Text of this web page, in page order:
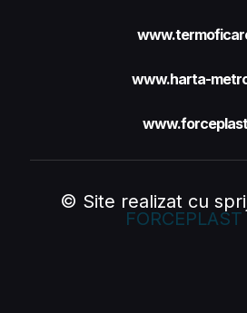
www.harta-
© Site realizat cu